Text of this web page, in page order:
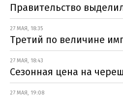
Правительство
27 МАЯ, 18:35
Третий по величине
27 МАЯ, 18:43
Сезонная цена на
27 МАЯ, 19:08